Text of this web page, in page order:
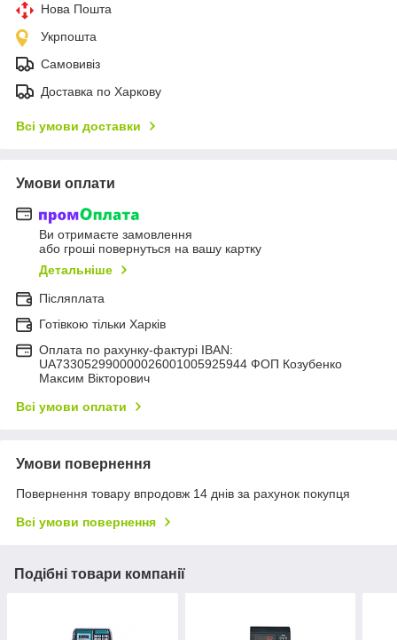
Нова Пошта
Укрпошта
Самовивіз
Доставка по Харкову
Всі умови доставки
Умови оплати
Ви отримаєте замовлення
або гроші повернуться на вашу картку
Детальніше
Післяплата
Готівкою тільки Харків
Оплата по рахунку-фактурі IBAN:
UA733052990000026001005925944 ФОП Козубенко
Максим Вікторович
Всі умови оплати
Умови повернення
Повернення товару впродовж 14 днів за рахунок покупця
Всі умови повернення
Подібні товари компанії